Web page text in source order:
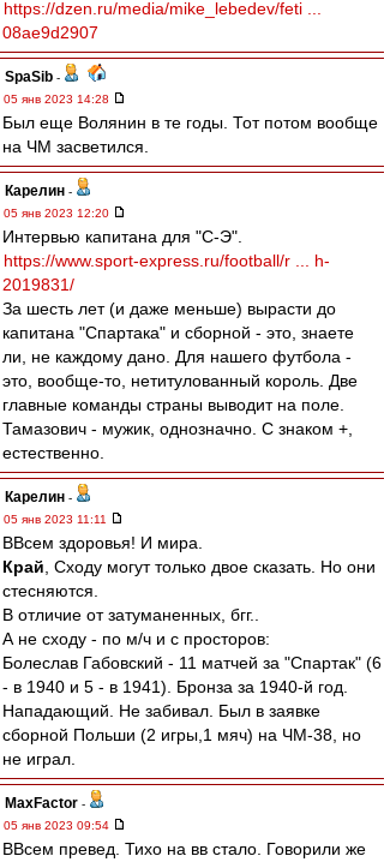
https://dzen.ru/media/mike_lebedev/feti ...
08ae9d2907
SpaSib -
05 янв 2023 14:28
Был еще Волянин в те годы. Тот потом вообще
на ЧМ засветился.
Карелин -
05 янв 2023 12:20
Интервью капитана для "С-Э".
https://www.sport-express.ru/football/r ... h-
2019831/
За шесть лет (и даже меньше) вырасти до
капитана "Спартака" и сборной - это, знаете
ли, не каждому дано. Для нашего футбола -
это, вообще-то, нетитулованный король. Две
главные команды страны выводит на поле.
Тамазович - мужик, однозначно. С знаком +,
естественно.
Карелин -
05 янв 2023 11:11
ВВсем здоровья! И мира.
Край , Сходу могут только двое сказать. Но они
стесняются.
В отличие от затуманенных, бгг..
А не сходу - по м/ч и с просторов:
Болеслав Габовский - 11 матчей за "Спартак" (6
- в 1940 и 5 - в 1941). Бронза за 1940-й год.
Нападающий. Не забивал. Был в заявке
сборной Польши (2 игры,1 мяч) на ЧМ-38, но
не играл.
MaxFactor -
05 янв 2023 09:54
ВВсем превед. Тихо на вв стало. Говорили же